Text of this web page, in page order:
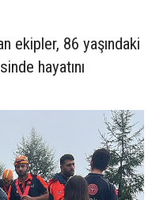
ekipler, 86 yaşındaki
hayatını